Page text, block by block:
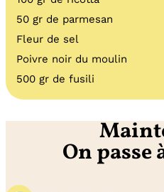
50 gr de parmesan
Fleur de sel
Poivre noir du moulin
500 gr de fusili
On passe